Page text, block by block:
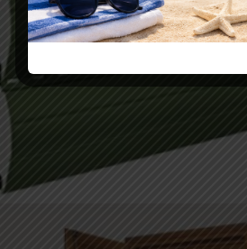
AVVOLGIBILI IN ALLUMINIO